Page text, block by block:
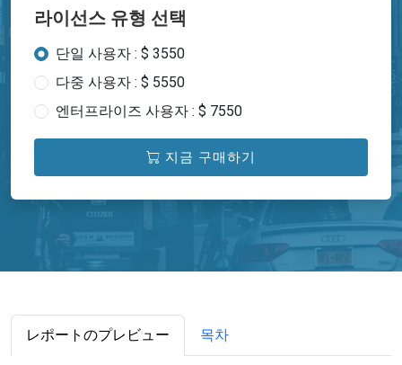
라이선스 유형 선택
단일 사용자 : $ 3550
다중 사용자 : $ 5550
엔터프라이즈 사용자 : $ 7550
지금 구매하기
レポートのプレビュー 목차